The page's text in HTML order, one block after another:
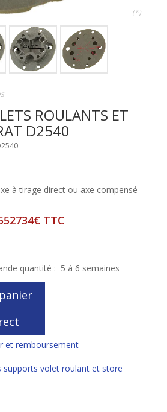
(*)
ROULANTS ET
D2540
à tirage direct ou axe compensé
TTC
quantité : 5 à 6 semaines
et remboursement
supports volet roulant et store